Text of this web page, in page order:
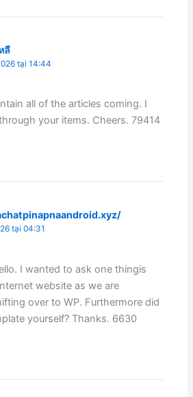
ลี
tại 14:44
all of the articles coming. I
your items. Cheers. 79414
tại 04:31
I wanted to ask one thingis
website as we are
over to WP. Furthermore did
yourself? Thanks. 6630